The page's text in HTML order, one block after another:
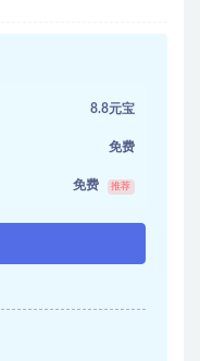
8.8元宝
免费
免费 推荐